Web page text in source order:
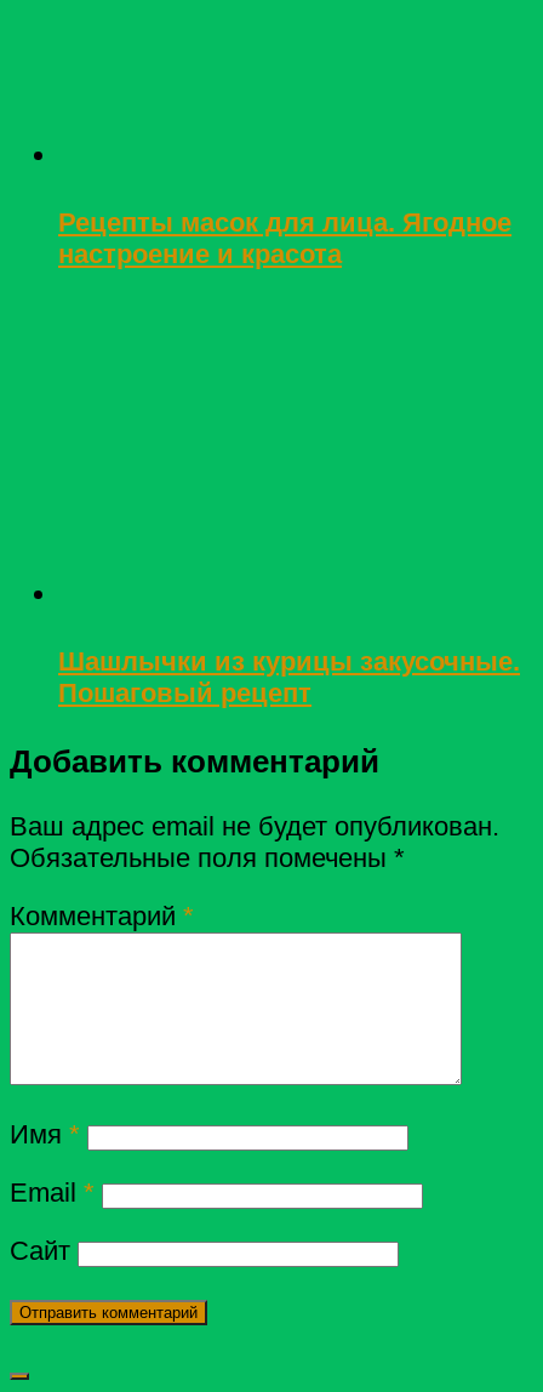
Рецепты масок для лица. Ягодное
настроение и красота
Шашлычки из курицы закусочные.
Пошаговый рецепт
Добавить комментарий
Ваш адрес email не будет опубликован.
Обязательные поля помечены *
Комментарий *
Имя *
Email *
Сайт